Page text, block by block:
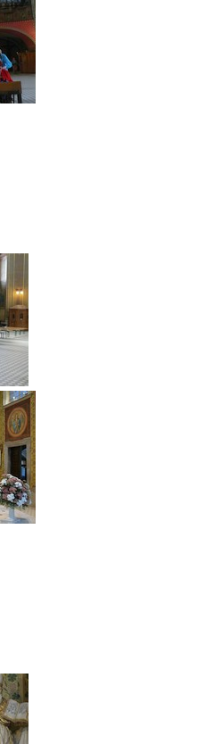
20. 7. 2026